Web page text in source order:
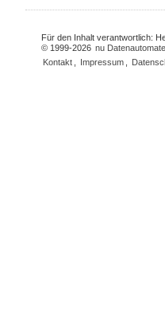
Für den Inhalt verantwortlich:
© 1999-2026 nu
Kontakt
Impressum